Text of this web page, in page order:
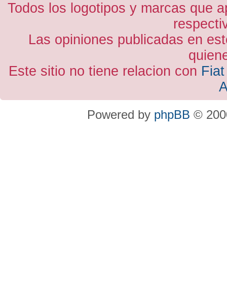
Todos los logotipos y marcas que
Las opiniones publicadas en
Este sitio no tiene relacion con
Powered by phpBB ©